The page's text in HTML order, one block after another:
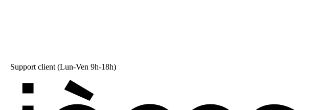
client (Lun-Ven 9h-18h)